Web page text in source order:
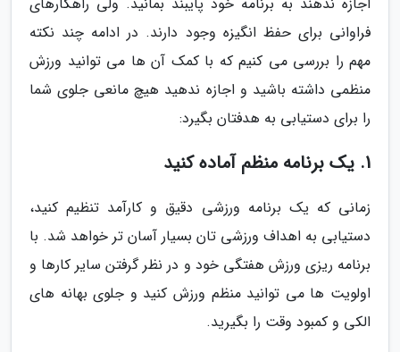
فراوانی برای حفظ انگیزه وجود دارند. در ادامه چند نکته
مهم را بررسی می کنیم که با کمک آن ها می توانید ورزش
منظمی داشته باشید و اجازه ندهید هیچ مانعی جلوی شما
را برای دستیابی به هدفتان بگیرد:
1. یک برنامه منظم آماده کنید
زمانی که یک برنامه ورزشی دقیق و کارآمد تنظیم کنید،
دستیابی به اهداف ورزشی تان بسیار آسان تر خواهد شد. با
برنامه ریزی ورزش هفتگی خود و در نظر گرفتن سایر کارها و
اولویت ها می توانید منظم ورزش کنید و جلوی بهانه های
الکی و کمبود وقت را بگیرید.